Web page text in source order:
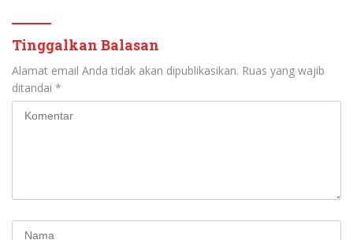
Tinggalkan Balasan
Alamat email Anda tidak akan dipublikasikan. Ruas yang wajib
ditandai *